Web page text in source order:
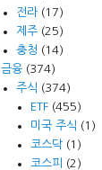
전라(17)
제주(25)
충청 (14)
금융 (374)
주식 (374)
ETF(455)
미국 주식 (1)
코스닥(1)
코스피
(2)